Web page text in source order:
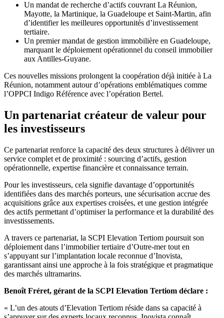
Un mandat de recherche d’actifs couvrant La Réunion,
Mayotte, la Martinique, la Guadeloupe et Saint-Martin, afin
d’identifier les meilleures opportunités d’investissement
tertiaire.
Un premier mandat de gestion immobilière en Guadeloupe,
marquant le déploiement opérationnel du conseil immobilier
aux Antilles-Guyane.
Ces nouvelles missions prolongent la coopération déjà initiée à La
Réunion, notamment autour d’opérations emblématiques comme
l’OPPCI Indigo Référence avec l’opération Bertel.
Un partenariat créateur de valeur pour
les investisseurs
Ce partenariat renforce la capacité des deux structures à délivrer un
service complet et de proximité : sourcing d’actifs, gestion
opérationnelle, expertise financière et connaissance terrain.
Pour les investisseurs, cela signifie davantage d’opportunités
identifiées dans des marchés porteurs, une sécurisation accrue des
acquisitions grâce aux expertises croisées, et une gestion intégrée
des actifs permettant d’optimiser la performance et la durabilité des
investissements.
A travers ce partenariat, la SCPI Elevation Tertiom poursuit son
déploiement dans l’immobilier tertiaire d’Outre-mer tout en
s’appuyant sur l’implantation locale reconnue d’Inovista,
garantissant ainsi une approche à la fois stratégique et pragmatique
des marchés ultramarins.
Benoît Fréret, gérant de la SCPI Elevation Tertiom déclare :
« L’un des atouts d’Elevation Tertiom réside dans sa capacité à